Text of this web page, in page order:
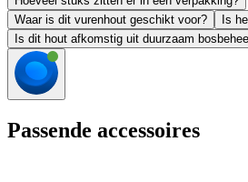
Waar is dit vurenhout geschikt voor?
Is
Is dit hout afkomstig uit duurzaam
Passende accessoires